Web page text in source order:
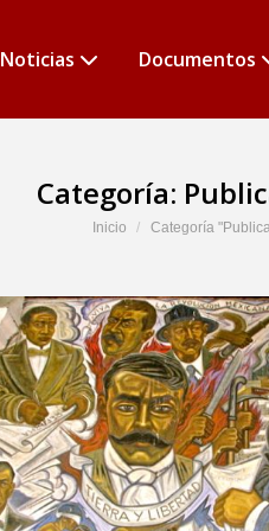
Noticias Documentos
Categoría:
Estás aquí:
Inicio Categoría